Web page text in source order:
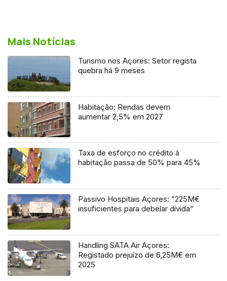
Mais Notícias
Turismo nos Açores: Setor regista
quebra há 9 meses
Habitação: Rendas devem
aumentar 2,5% em 2027
Taxa de esforço no crédito à
habitação passa de 50% para 45%
Passivo Hospitais Açores: “225M€
insuficientes para debelar dívida”
Handling SATA Air Açores:
Registado prejuízo de 6,25M€ em
2025